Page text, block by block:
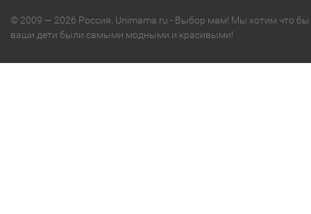
© 2009 — 2026 Россия. Unimama.ru - Выбор мам! Мы хотим что бы
ваши дети были самыми модными и красивыми!